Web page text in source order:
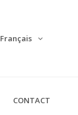
Français
CONTACT